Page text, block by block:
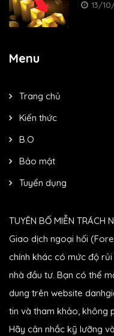
13/
Menu
Trang chủ
Kiến thức
B.O
Bảo mật
Tuyển dụng
TUYÊN BỐ MIỄN TRÁCH
Giao dịch ngoại hối
chính khác có mức độ
nhà đầu tư. Bạn có thể
dung trên website
tin và tham khảo, không
Hãy cân nhắc kỹ lưỡng